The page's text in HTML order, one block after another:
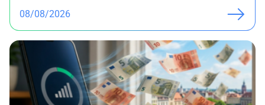
08/08/2026